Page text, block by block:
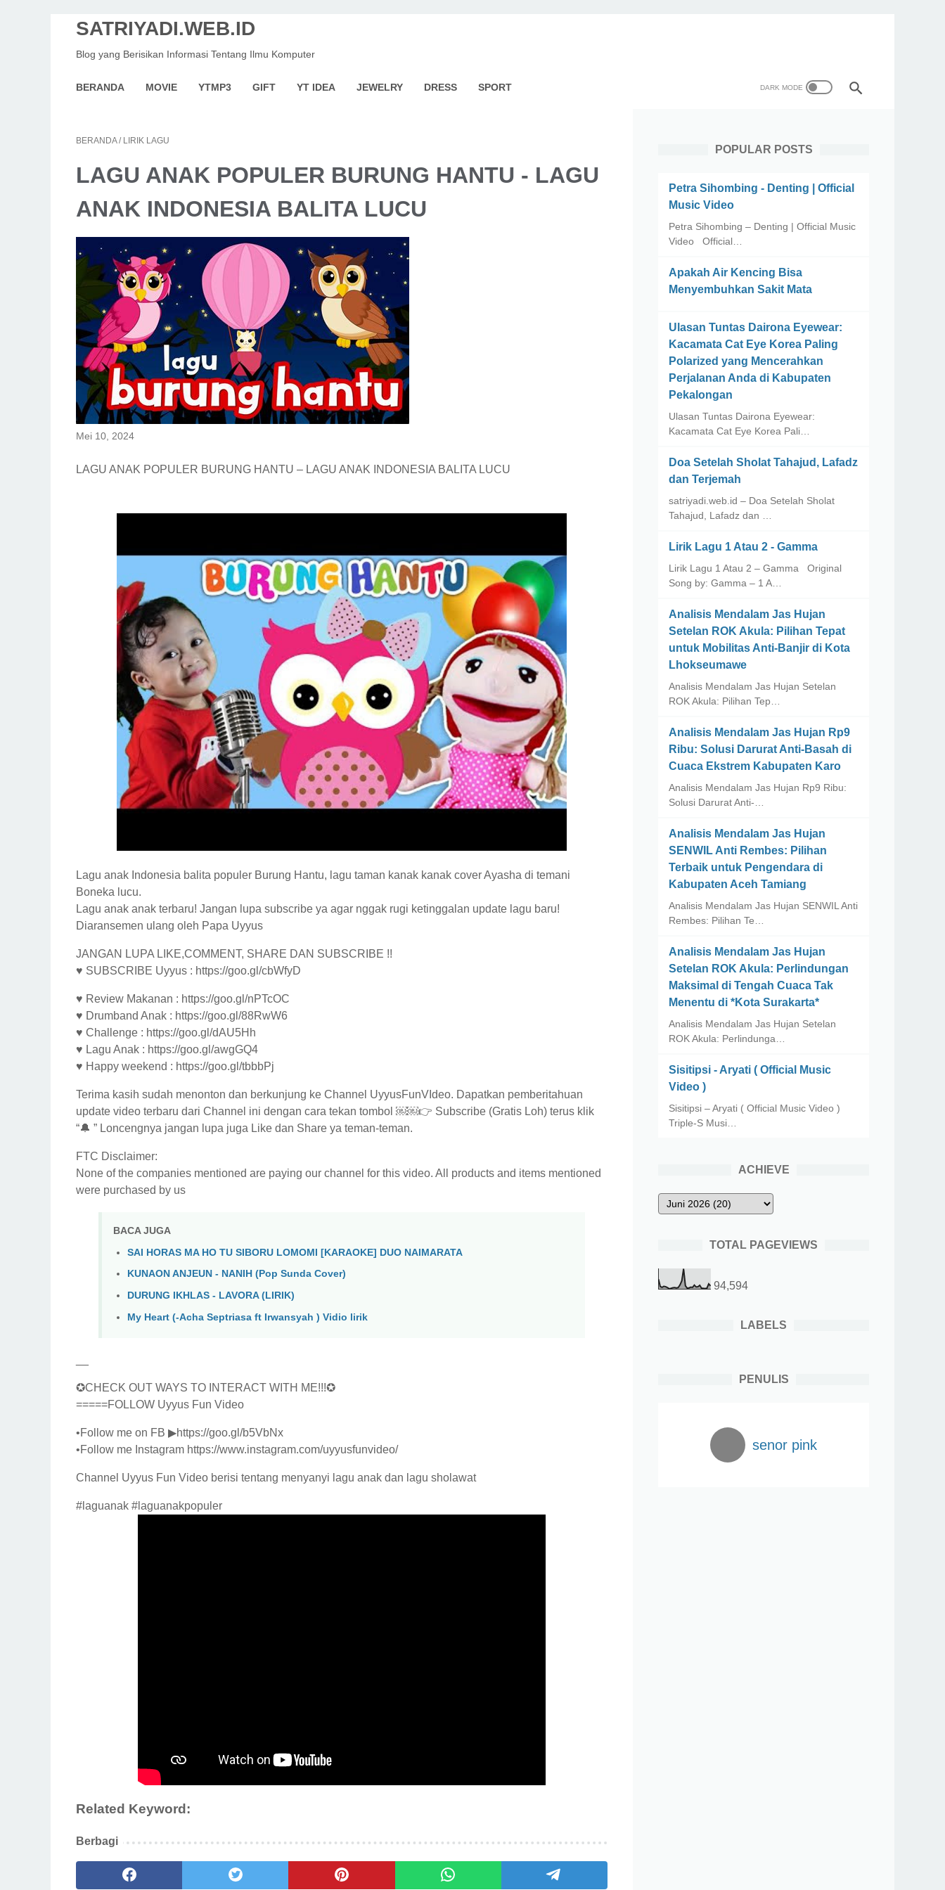
SATRIYADI.WEB.ID
Blog yang Berisikan Informasi Tentang Ilmu Komputer
BERANDA MOVIE YTMP3 GIFT YT IDEA JEWELRY DRESS SPORT
BERANDA / LIRIK LAGU
LAGU ANAK POPULER BURUNG HANTU - LAGU
ANAK INDONESIA BALITA LUCU
Mei 10, 2024
LAGU ANAK POPULER BURUNG HANTU – LAGU ANAK INDONESIA BALITA LUCU
Lagu anak Indonesia balita populer Burung Hantu, lagu taman kanak kanak cover Ayasha di temani
Boneka lucu.
Lagu anak anak terbaru! Jangan lupa subscribe ya agar nggak rugi ketinggalan update lagu baru!
Diaransemen ulang oleh Papa Uyyus
JANGAN LUPA LIKE,COMMENT, SHARE DAN SUBSCRIBE !!
♥ SUBSCRIBE Uyyus : https://goo.gl/cbWfyD
♥ Review Makanan : https://goo.gl/nPTcOC
♥ Drumband Anak : https://goo.gl/88RwW6
♥ Challenge : https://goo.gl/dAU5Hh
♥ Lagu Anak : https://goo.gl/awgGQ4
♥ Happy weekend : https://goo.gl/tbbbPj
Terima kasih sudah menonton dan berkunjung ke Channel UyyusFunVIdeo. Dapatkan pemberitahuan
update video terbaru dari Channel ini dengan cara tekan tombol ￼￼👉 Subscribe (Gratis Loh) terus klik
“🔔 ” Loncengnya jangan lupa juga Like dan Share ya teman-teman.
FTC Disclaimer:
None of the companies mentioned are paying our channel for this video. All products and items mentioned
were purchased by us
BACA JUGA
SAI HORAS MA HO TU SIBORU LOMOMI [KARAOKE] DUO NAIMARATA
KUNAON ANJEUN - NANIH (Pop Sunda Cover)
DURUNG IKHLAS - LAVORA (LIRIK)
My Heart (-Acha Septriasa ft Irwansyah ) Vidio lirik
✪CHECK OUT WAYS TO INTERACT WITH ME!!!✪
=====FOLLOW Uyyus Fun Video
•Follow me on FB ▶︎https://goo.gl/b5VbNx
•Follow me Instagram https://www.instagram.com/uyyusfunvideo/
Channel Uyyus Fun Video berisi tentang menyanyi lagu anak dan lagu sholawat
#laguanak #laguanakpopuler
Related Keyword:
Berbagi
POPULAR POSTS
Petra Sihombing - Denting | Official
Music Video
Petra Sihombing – Denting | Official Music
Video Official…
Apakah Air Kencing Bisa
Menyembuhkan Sakit Mata
Ulasan Tuntas Dairona Eyewear:
Kacamata Cat Eye Korea Paling
Polarized yang Mencerahkan
Perjalanan Anda di Kabupaten
Pekalongan
Ulasan Tuntas Dairona Eyewear:
Kacamata Cat Eye Korea Pali…
Doa Setelah Sholat Tahajud, Lafadz
dan Terjemah
satriyadi.web.id – Doa Setelah Sholat
Tahajud, Lafadz dan …
Lirik Lagu 1 Atau 2 - Gamma
Lirik Lagu 1 Atau 2 – Gamma Original
Song by: Gamma – 1 A…
Analisis Mendalam Jas Hujan
Setelan ROK Akula: Pilihan Tepat
untuk Mobilitas Anti-Banjir di Kota
Lhokseumawe
Analisis Mendalam Jas Hujan Setelan
ROK Akula: Pilihan Tep…
Analisis Mendalam Jas Hujan Rp9
Ribu: Solusi Darurat Anti-Basah di
Cuaca Ekstrem Kabupaten Karo
Analisis Mendalam Jas Hujan Rp9 Ribu:
Solusi Darurat Anti-…
Analisis Mendalam Jas Hujan
SENWIL Anti Rembes: Pilihan
Terbaik untuk Pengendara di
Kabupaten Aceh Tamiang
Analisis Mendalam Jas Hujan SENWIL Anti
Rembes: Pilihan Te…
Analisis Mendalam Jas Hujan
Setelan ROK Akula: Perlindungan
Maksimal di Tengah Cuaca Tak
Menentu di *Kota Surakarta*
Analisis Mendalam Jas Hujan Setelan
ROK Akula: Perlindunga…
Sisitipsi - Aryati ( Official Music
Video )
Sisitipsi – Aryati ( Official Music Video )
Triple-S Musi…
ACHIEVE
TOTAL PAGEVIEWS
94,594
LABELS
PENULIS
senor pink